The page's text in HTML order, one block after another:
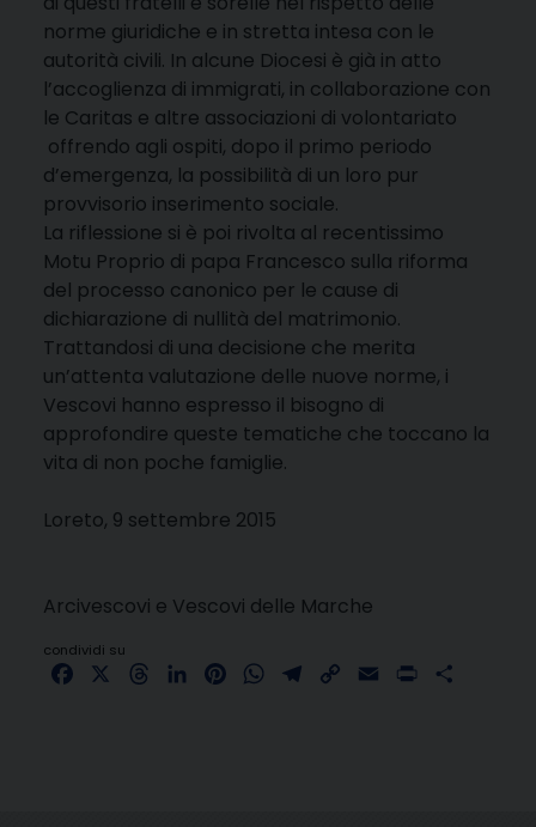
norme giuridiche e in stretta intesa con le
autorità civili. In alcune Diocesi è già in atto
l’accoglienza di immigrati, in collaborazione con
le Caritas e altre associazioni di volontariato
offrendo agli ospiti, dopo il primo periodo
d’emergenza, la possibilità di un loro pur
provvisorio inserimento sociale.
La riflessione si è poi rivolta al recentissimo
Motu Proprio di papa Francesco sulla riforma
del processo canonico per le cause di
dichiarazione di nullità del matrimonio.
Trattandosi di una decisione che merita
un’attenta valutazione delle nuove norme, i
Vescovi hanno espresso il bisogno di
approfondire queste tematiche che toccano la
vita di non poche famiglie.
Loreto, 9 settembre 2015
Arcivescovi e Vescovi delle Marche
condividi su
FacebookThreadsLinkedInPinterestWhatsApp
Telegram
Copy Email Print